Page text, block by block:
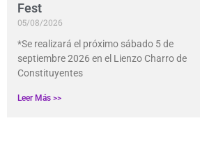
Fest
05/08/2026
*Se realizará el próximo sábado 5 de
septiembre 2026 en el Lienzo Charro de
Constituyentes
Leer Más >>